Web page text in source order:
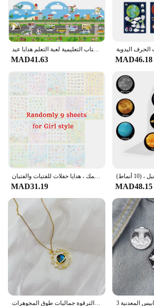
قابلة لإعادة الاستخدام ملصق كتب اللعب ثلاثية الأبعاد واضحة الحيوان المركبات الفضائية ديناصور ملصق كتاب التعليمية لعبة التعلم هدايا عيد
MAD41.63 MAD46.18
ملصقات حرفية ملونة للأطفال ، مثالية تصنعها بنفسك ، دفاتر مراهقات ، مجلات ، طعام حيوانات ، مساحة سمك ، هدايا حفلات للفتيات والفتيان
MAD31.19 MAD48.15
الزركون زحل الفضاء الأرض قلادة قلادة لذيذ الأزرق كوكب قلادة الفولاذ المقاوم للصدأ سلسلة الترقوة جماليات طوق المجوهرات